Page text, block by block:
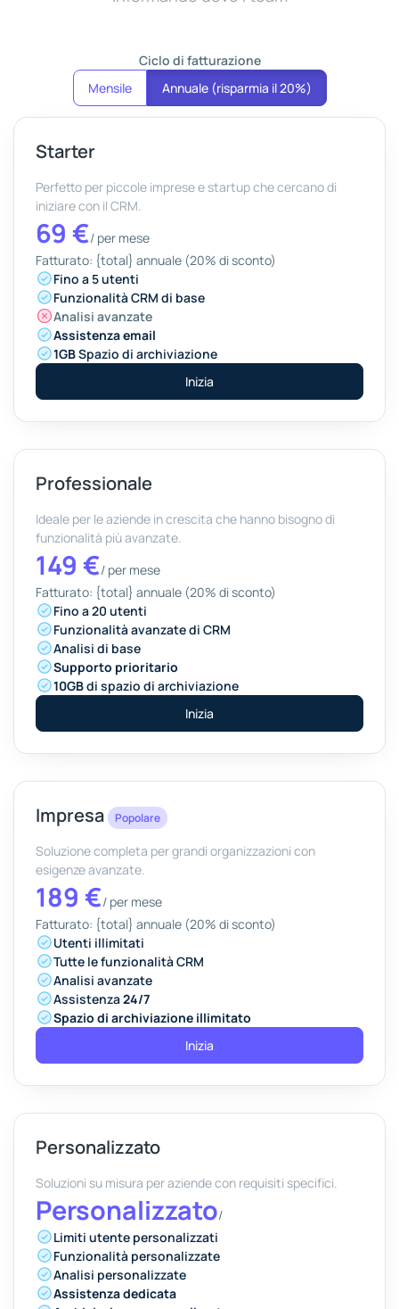
Ciclo di fatturazione
Mensile
Annuale (risparmia il 20%)
Starter
Perfetto per piccole imprese e startup che cercano di
iniziare con il CRM.
69 €/ per mese
Fatturato: {total} annuale (20% di sconto)
Fino a 5 utenti
Funzionalità CRM di base
Analisi avanzate
Assistenza email
1GBSpazio di archiviazione
Inizia
Professionale
Ideale per le aziende in crescita che hanno bisogno di
funzionalità più avanzate.
149 €/ per mese
Fatturato: {total} annuale (20% di sconto)
Fino a 20 utenti
Funzionalità avanzate di CRM
Analisi di base
Supporto prioritario
10GBdi spazio di archiviazione
Inizia
Impresa Popolare
Soluzione completa per grandi organizzazioni con
esigenze avanzate.
189 €/ per mese
Fatturato: {total} annuale (20% di sconto)
Utenti illimitati
Tutte le funzionalità CRM
Analisi avanzate
Assistenza24/7
Spazio di archiviazione illimitato
Inizia
Personalizzato
Soluzioni su misura per aziende con requisiti specifici.
Personalizzato/
Limiti utente personalizzati
Funzionalità personalizzate
Analisi personalizzate
Assistenza dedicata